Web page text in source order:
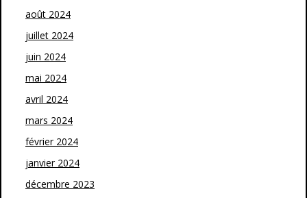
août 2024
juillet 2024
juin 2024
mai 2024
avril 2024
mars 2024
février 2024
janvier 2024
décembre 2023